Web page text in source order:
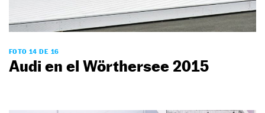
FOTO 14 DE 16
Audi en el Wörthersee 2015